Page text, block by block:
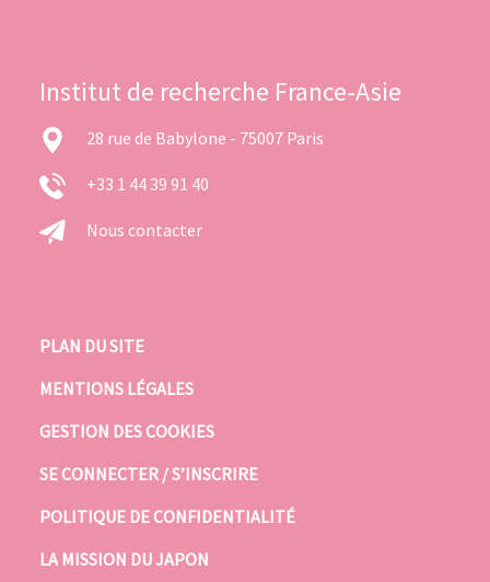
Institut de recherche France-Asie
28 rue de Babylone - 75007 Paris
+33 1 44 39 91 40
Nous contacter
PLAN DU SITE
MENTIONS LÉGALES
GESTION DES COOKIES
SE CONNECTER / S’INSCRIRE
POLITIQUE DE CONFIDENTIALITÉ
LA MISSION DU JAPON